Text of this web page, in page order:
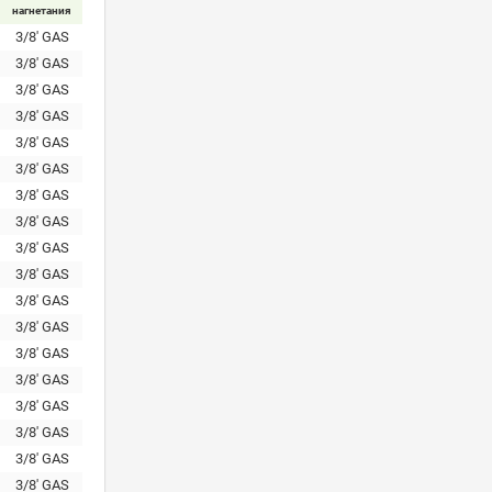
нагнетания
3/8' GAS
3/8' GAS
3/8' GAS
3/8' GAS
3/8' GAS
3/8' GAS
3/8' GAS
3/8' GAS
3/8' GAS
3/8' GAS
3/8' GAS
3/8' GAS
3/8' GAS
3/8' GAS
3/8' GAS
3/8' GAS
3/8' GAS
3/8' GAS